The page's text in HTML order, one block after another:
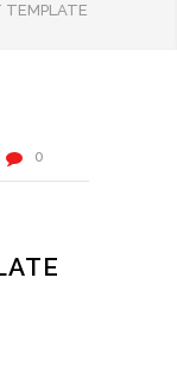
TEMPLATE
0